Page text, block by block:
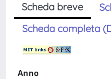
Scheda breve
Scheda completa
Anno